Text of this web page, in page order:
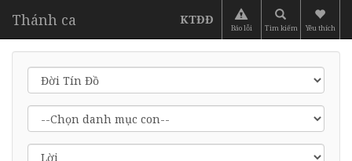
Thánh ca KTĐĐ
Báo lỗi Tìm kiếm Yêu thích